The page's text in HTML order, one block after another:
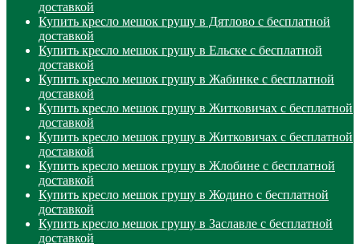
доставкой
Купить кресло мешок грушу в Дятлово с бесплатной
доставкой
Купить кресло мешок грушу в Ельске с бесплатной
доставкой
Купить кресло мешок грушу в Жабинке с бесплатной
доставкой
Купить кресло мешок грушу в Житковичах с бесплатной
доставкой
Купить кресло мешок грушу в Житковичах с бесплатной
доставкой
Купить кресло мешок грушу в Жлобине с бесплатной
доставкой
Купить кресло мешок грушу в Жодино с бесплатной
доставкой
Купить кресло мешок грушу в Заславле с бесплатной
доставкой